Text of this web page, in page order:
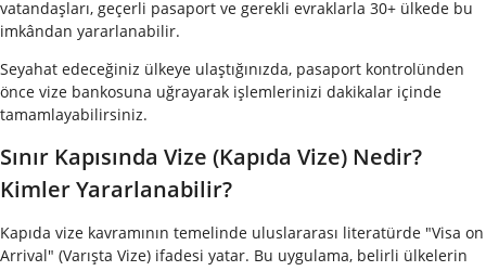
vatandaşları, geçerli pasaport ve gerekli evraklarla 30+ ülkede bu
imkândan yararlanabilir.
Seyahat edeceğiniz ülkeye ulaştığınızda, pasaport kontrolünden
önce vize bankosuna uğrayarak işlemlerinizi dakikalar içinde
tamamlayabilirsiniz.
Sınır Kapısında Vize (Kapıda Vize) Nedir?
Kimler Yararlanabilir?
Kapıda vize kavramının temelinde uluslararası literatürde "Visa on
Arrival" (Varışta Vize) ifadesi yatar. Bu uygulama, belirli ülkelerin